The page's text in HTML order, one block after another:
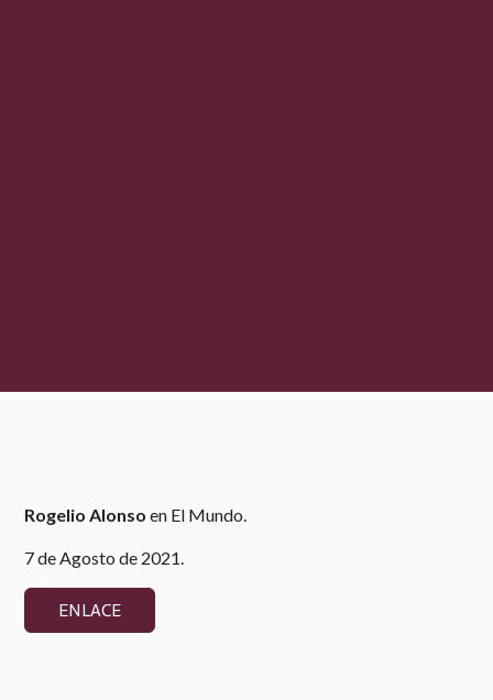
Rogelio Alonsoen El Mundo.
7 de Agosto de 2021.
ENLACE